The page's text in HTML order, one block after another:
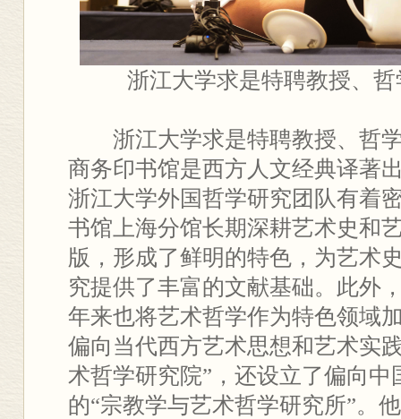
浙江大学求是特聘教授、
浙江大学求是特聘教授、哲
商务印书馆是西方人文经典译著
浙江大学外国哲学研究团队有着
书馆上海分馆长期深耕艺术史和
版，形成了鲜明的特色，为艺术
究提供了丰富的文献基础。此外
年来也将艺术哲学作为特色领域
偏向当代西方艺术思想和艺术实
术哲学研究院”，还设立了偏向
的“宗教学与艺术哲学研究所”。